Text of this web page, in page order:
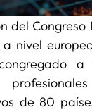
del
nivel
de 80